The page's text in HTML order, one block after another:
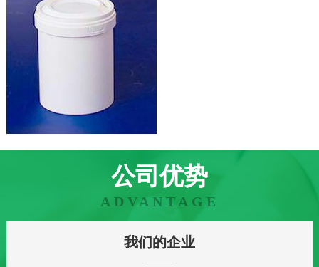
公司优势
ADVANTAGE
我们的企业